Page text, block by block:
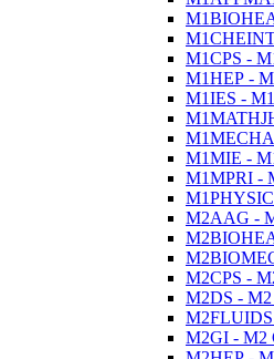
M1CPS -
M1HEP -
M1IES -
M1MIE -
M1MPRI -
M2AAG -
M2CPS -
M2DS - M2
M2FLUIDS
M2GI - M2